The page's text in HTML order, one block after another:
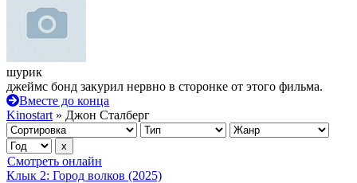
шурик
джеймс бонд закурил нервно в сторонке от этого фильма.
Вместе до конца
Kinostart » Джон Сталберг
Смотреть онлайн
Клык 2: Город волков (2025)